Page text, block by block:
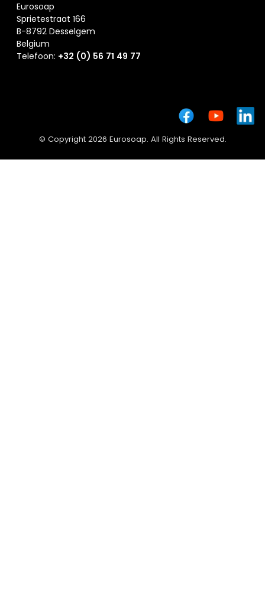
Eurosoap
Sprietestraat 166
B-8792 Desselgem
Belgium
Telefoon: +32 (0) 56 71 49 77
© Copyright 2026 Eurosoap. All Rights Reserved.